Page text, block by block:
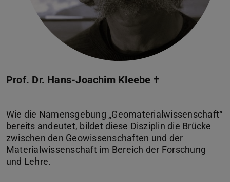
Prof. Dr. Hans-Joachim Kleebe †
Wie die Namensgebung „Geomaterialwissenschaft“
bereits andeutet, bildet diese Disziplin die Brücke
zwischen den Geowissenschaften und der
Materialwissenschaft im Bereich der Forschung